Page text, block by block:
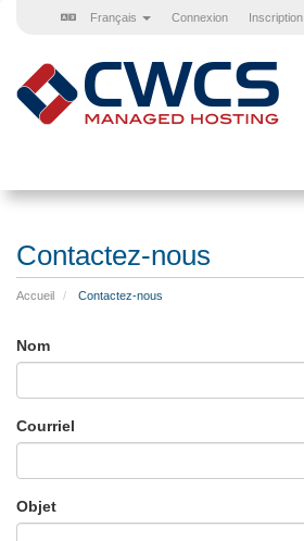
Français Connexion Inscription
Contactez-nous
Accueil Contactez-nous
Nom
Courriel
Objet